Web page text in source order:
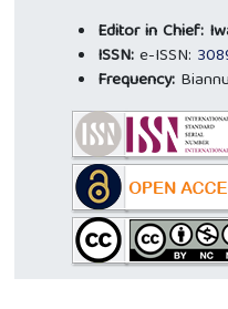
Editor in Chief:
ISSN:e-ISSN:
Frequency: